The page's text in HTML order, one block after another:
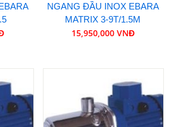
NGANG ĐẦU INOX EBARA
MATRIX 3-9T/1.5M
15,950,000 VNĐ